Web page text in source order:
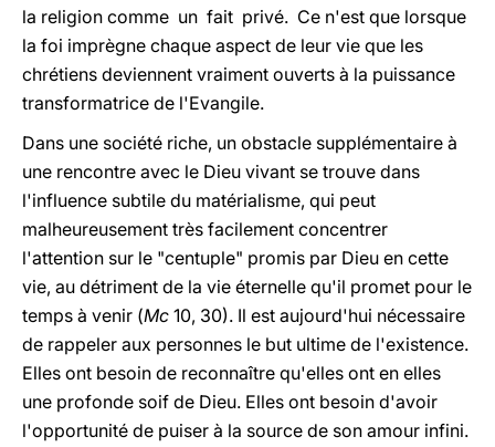
la religion comme un fait privé. Ce n'est que lorsque
la foi imprègne chaque aspect de leur vie que les
chrétiens deviennent vraiment ouverts à la puissance
transformatrice de l'Evangile.
Dans une société riche, un obstacle supplémentaire à
une rencontre avec le Dieu vivant se trouve dans
l'influence subtile du matérialisme, qui peut
malheureusement très facilement concentrer
l'attention sur le "centuple" promis par Dieu en cette
vie, au détriment de la vie éternelle qu'il promet pour le
temps à venir (Mc 10, 30). Il est aujourd'hui nécessaire
de rappeler aux personnes le but ultime de l'existence.
Elles ont besoin de reconnaître qu'elles ont en elles
une profonde soif de Dieu. Elles ont besoin d'avoir
l'opportunité de puiser à la source de son amour infini.